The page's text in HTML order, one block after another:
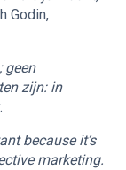
Godin,
geen
zijn: in
because it’s
marketing.